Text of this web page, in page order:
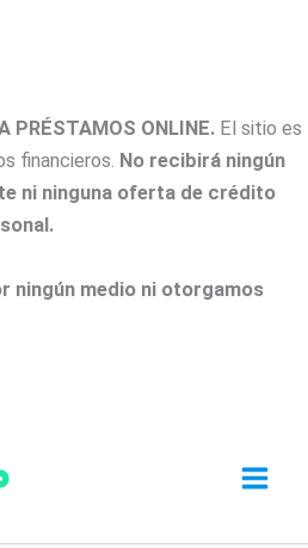
PRÉSTAMOS ONLINE. El sitio es
financieros. No recibirá ningún
ni ninguna oferta de crédito
ningún medio ni otorgamos